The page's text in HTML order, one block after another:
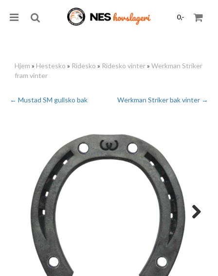
0,-
Hjem » Hestesko » Ridesko » Ridesko vinter» Werkman Striker
fram vinter
Werkman Striker bak vinter →
← Mustad SM gullsko bak